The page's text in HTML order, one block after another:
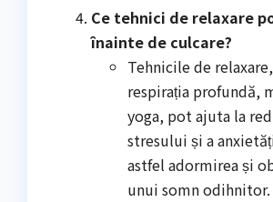
Ce tehnici de relaxare
înainte de culcare?
Tehnicile de
respirația profundă,
yoga, pot ajuta la
stresului și a
astfel adormirea și
unui somn odihnitor.